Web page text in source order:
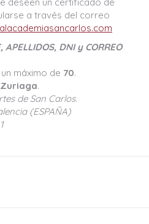
a través del correo
APELLIDOS, DNI y CORREO
máximo de 70.
Zuriaga.
de San Carlos.
(ESPAÑA)